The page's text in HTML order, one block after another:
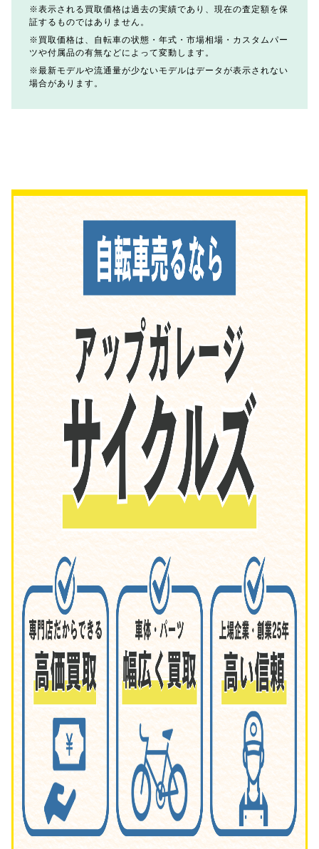
表示される買取価格は過去の実績であり、現在の査定額を保
証するものではありません。
買取価格は、自転車の状態・年式・市場相場・カスタムパー
ツや付属品の有無などによって変動します。
最新モデルや流通量が少ないモデルはデータが表示されない
場合があります。